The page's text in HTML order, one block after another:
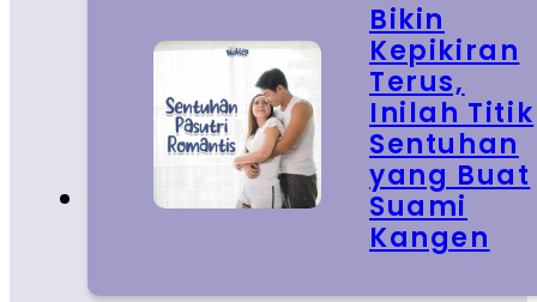
Bikin
Kepikiran
Terus,
Inilah Titik
Sentuhan
yang Buat
Suami
Kangen